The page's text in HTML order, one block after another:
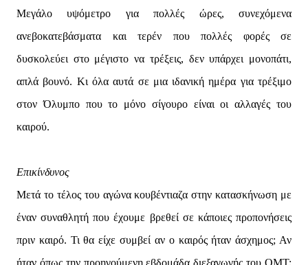
Μεγάλο υψόμετρο για πολλές ώρες, συνεχόμενα
ανεβοκατεβάσματα και τερέν που πολλές φορές σε
δυσκολεύει στο μέγιστο να τρέξεις, δεν υπάρχει μονοπάτι,
απλά βουνό. Κι όλα αυτά σε μια ιδανική ημέρα για τρέξιμο
στον Όλυμπο που το μόνο σίγουρο είναι οι αλλαγές του
καιρού.
Επικίνδυνος
Μετά το τέλος του αγώνα κουβέντιαζα στην κατασκήνωση με
έναν συναθλητή που έχουμε βρεθεί σε κάποιες προπονήσεις
πριν καιρό. Τι θα είχε συμβεί αν ο καιρός ήταν άσχημος; Αν
ήταν όπως την προηγούμενη εβδομάδα διεξαγωγής του OMT;